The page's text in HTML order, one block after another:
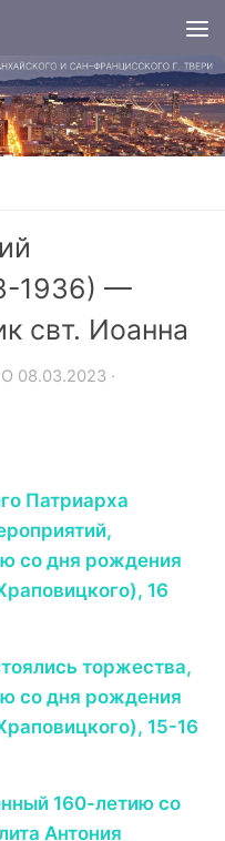
1936) —
свт. Иоанна
08.03.2023 ·
Патриарха
со дня рождения
16
торжества,
со дня рождения
15-16
160-летию со
Антония